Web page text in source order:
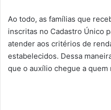
Ao todo, as famílias que
inscritas no Cadastro Único
atender aos critérios de
estabelecidos. Dessa
que o auxílio chegue a